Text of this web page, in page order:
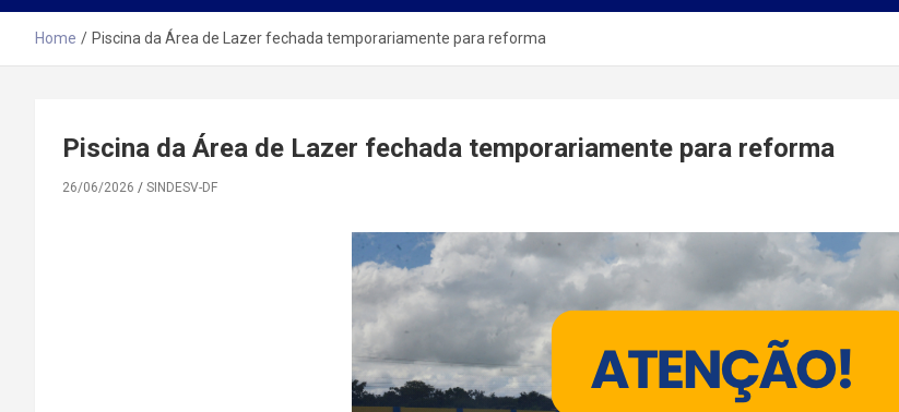
Home Piscina da Área de Lazer fechada temporariamente para reforma
Piscina da Área de Lazer fechada temporariamente para reforma
26/06/2026 SINDESV-DF